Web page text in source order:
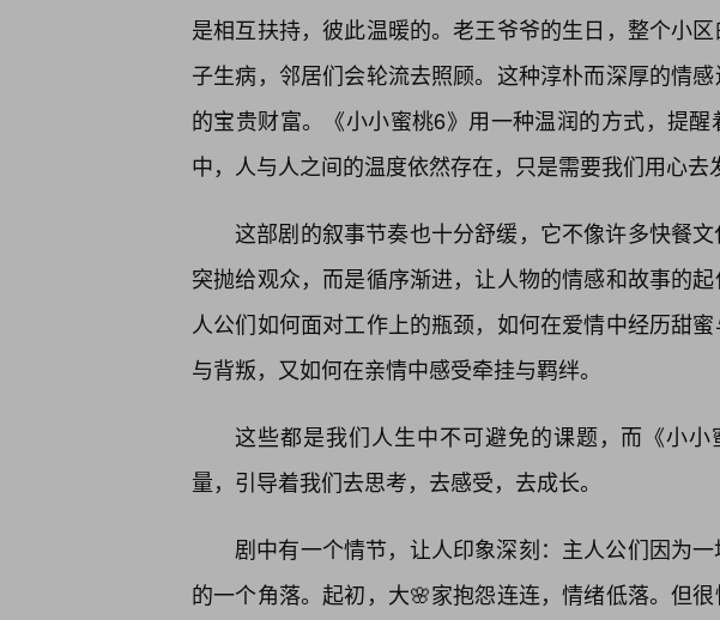
是相互扶持，彼此温暖的。老王爷爷的生日，整个小
子生病，邻居们会轮流去照顾。这种淳朴而深厚的情
的宝贵财富。《小小蜜桃6》用一种温润的方式，提
中，人与人之间的温度依然存在，只是需要我们用心去
这部剧的叙事节奏也十分舒缓，它不像许多快餐
突抛给观众，而是循序渐进，让人物的情感和故事的
人公们如何面对工作上的瓶颈，如何在爱情中经历甜
与背叛，又如何在亲情中感受牵挂与羁绊。
这些都是我们人生中不可避免的课题，而《小
量，引导着我们去思考，去感受，去成长。
剧中有一个情节，让人印象深刻：主人公们因为
的一个角落。起初，大🌸家抱怨连连，情绪低落。但